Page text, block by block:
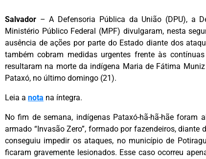
Salvador – A Defensoria Pública da União (DPU), a
Ministério Público Federal (MPF) divulgaram, nesta
ausência de ações por parte do Estado diante dos
também cobram medidas urgentes frente às
resultaram na morte da indígena Maria de Fátima
Pataxó, no último domingo (21).
Leia a nota na íntegra.
No fim de semana, indígenas Pataxó-hã-hã-hãe
armado “Invasão Zero”, formado por fazendeiros,
conseguiu impedir os ataques, no município de
ficaram gravemente lesionados. Esse caso ocorreu